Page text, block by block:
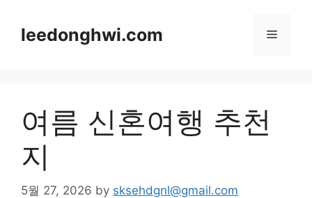
contentleedonghwi.com Menu
여름 신혼여행 추천
지
5월 27, 2026 by sksehdgnl@gmail.com